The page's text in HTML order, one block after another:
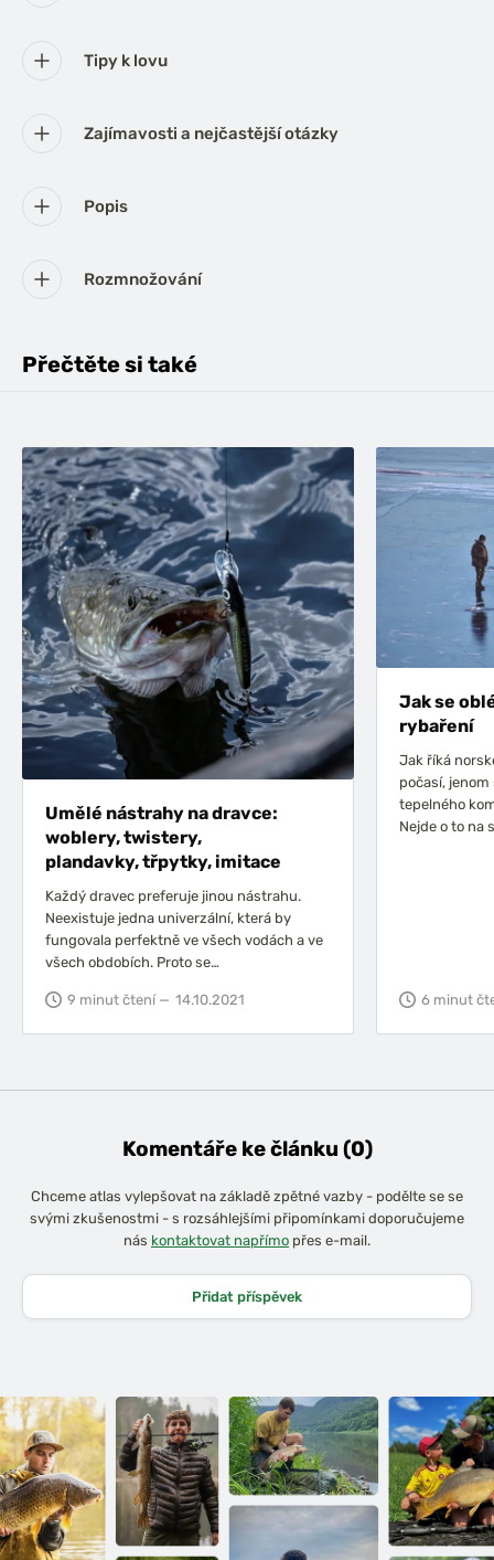
Tipy k lovu
Zajímavosti a nejčastější otázky
Popis
Rozmnožování
Přečtěte si také
Umělé nástrahy na dravce:
woblery, twistery,
plandavky, třpytky, imitace
Každý dravec preferuje jinou nástrahu.
Neexistuje jedna univerzální, která by
fungovala perfektně ve všech vodách a ve
všech obdobích. Proto se…
9 minut čtení — 14.10.2021
Jak se
rybaření
Jak říká
počasí,
tepelného
Nejde o to na
6 minut
Komentáře ke článku (0)
Chceme atlas vylepšovat na základě zpětné vazby - podělte se se
svými zkušenostmi - s rozsáhlejšími připomínkami doporučujeme
nás kontaktovat napřímo přes e-mail.
Přidat příspěvek